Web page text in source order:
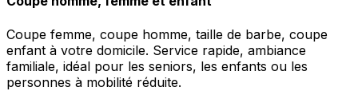
Coupe femme, coupe homme, taille de barbe, coupe
enfant à votre domicile. Service rapide, ambiance
familiale, idéal pour les seniors, les enfants ou les
personnes à mobilité réduite.